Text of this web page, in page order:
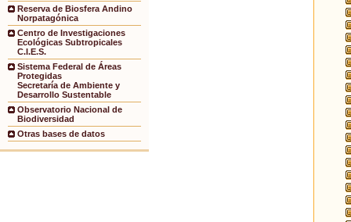
Reserva de Biosfera Andino
Norpatagónica
Centro de Investigaciones
Ecológicas Subtropicales
C.I.E.S.
Sistema Federal de Áreas
Protegidas
Secretaría de Ambiente y
Desarrollo Sustentable
Observatorio Nacional de
Biodiversidad
Otras bases de datos